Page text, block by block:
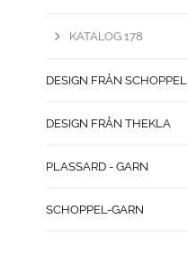
KATALOG 178
DESIGN FRÅN SCHOPPEL
DESIGN FRÅN THEKLA
PLASSARD - GARN
SCHOPPEL-GARN